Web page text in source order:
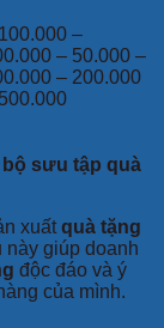
–
– 50.000 –
– 200.000
sưu tập quà
xuấtquà tặng
giúp doanh
độc đáo và ý
của mình.